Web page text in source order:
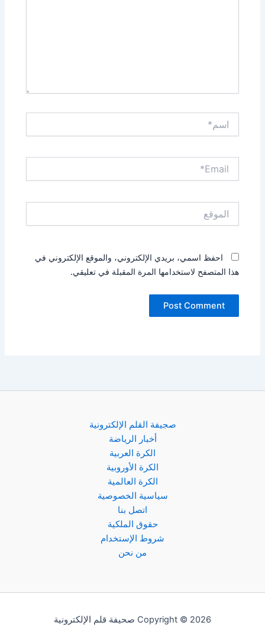
احفظ اسمي، بريدي الإلكتروني، والموقع الإلكتروني في
هذا المتصفح لاستخدامها المرة المقبلة في تعليقي.
صجيفة القلم الإلكترونية
أخبار الرياضة
الكرة العربية
الكرة الأوروبية
الكرة العالمية
سياسية الخصوصية
اتصل بنا
حقوق الملكية
شروط الإستخدام
من نحن
Copyright © 2026 صحيفة قلم الإلكترونية